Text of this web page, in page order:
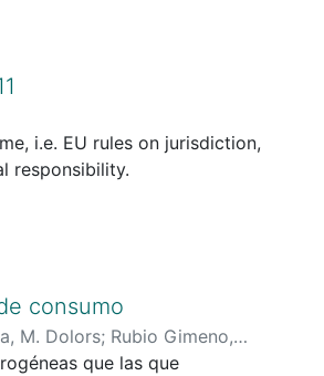
i.e. EU rules on jurisdiction,
responsibility.
consumo
M. Dolors; Rubio Gimeno,
que las que